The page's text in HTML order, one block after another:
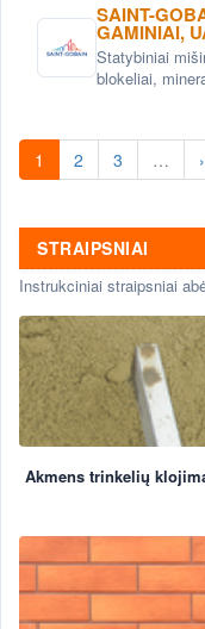
SAINT-
GAMINIAI,
Statybiniai
blokeliai,
1 2 3 … ›
STRAIPSNIAI
Instrukciniai straipsniai
Akmens trinkelių